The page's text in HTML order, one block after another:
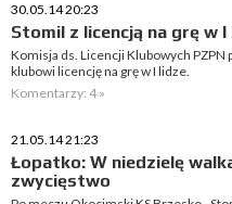
30.05.14 20:23
Stomil z licencją na grę w I
Komisja ds. Licencji Klubowych PZPN
klubowi licencję na grę w I lidze.
Komentarzy: 4 »
21.05.14 21:23
Łopatko: W niedzielę
zwycięstwo